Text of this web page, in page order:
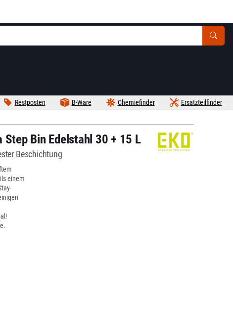
Ersatzteilfinder
Chemiefinder
B-Ware
Restposten
Step Bin Edelstahl 30 + 15 L
Beschichtung
einem